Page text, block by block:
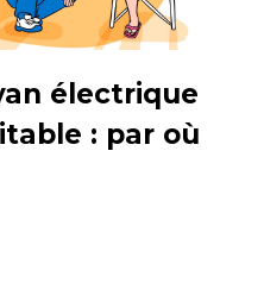
électrique
: par où